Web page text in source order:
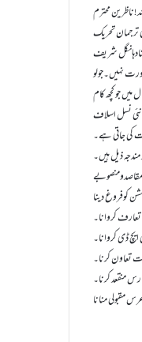
!ناظرین محترم
تحریک
شریف
نہیں۔جولو
جو کچھ کام
نسل اسلاف
کی جاتی ہے۔
ذیل ہیں۔